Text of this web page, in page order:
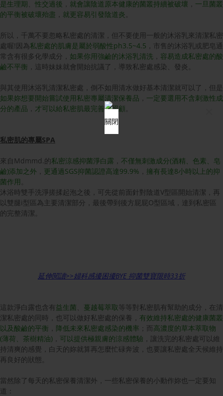
關閉
是生理期
性交過後 ， 就會讓陰道原本健康的菌叢持續被破壞 ， 一旦菌叢
的平衡被破壞殆盡 ， 就更容易引發陰道炎
所以，千萬不要忽略私密處的清潔，但不要使用一般的沐浴乳來清潔私密
處喔!因為私密處的肌膚是屬於弱酸性ph3.5~4.5 ，市售的沐浴乳或肥皂通
常含有很多化學成分， 如果你用強鹼的沐浴乳清洗 ， 容易造成私密處的酸
鹼不平衡 ，這時妹妹就會開始抗議了，導致私密處感染、發炎。
與其使用沐浴乳清潔私密處，倒不如用清水做好基本清潔就可以了，但是
如果妳想要開始嘗試使用私密專屬清潔保養品 ， 一定要選用不含刺激性成
分的產品 ， 才可以給私密肌最完善的照顧
私密肌的專屬SPA
來自Mdmmd.的私密涼感抑菌淨白露 ， 不僅無刺激成分(酒精、色素、皂
鹼)添加之外 ， 更通過SGS抑菌認證高達99.9% ， 擁有長達8小時以上的抑
菌作用
沐浴時雙手洗淨搓揉起泡之後，可先從前面針對陰道V型區開始清潔，再
以雙腿i型區為主要清潔部分，最後帶到後方屁屁O型區域，達到私密區
的完整清潔。
延伸閱讀>>婦科感擾困擾BYE 抑菌雙寶限時33折
這款淨白露也含有 益生菌 蔓越莓萃取等等對私密肌有幫助的成分，在清
潔私密處的同時，也可以做好私密處的保養， 有效維持私密處的健康菌叢
以及酸鹼的平衡 ， 降低未來私密處感染的機率 ；而高濃度的草本萃取物
(薄荷、茶樹精油) ， 可以提供極親膚的涼感體驗 ，讓洗完的私密處可以維
持清爽的感覺，白天的妳就算再怎麼忙碌奔波，也要讓私密處全天候維持
再良好的狀態。
當然除了每天的私密保養清潔外，一些私密保養的小動作妳也一定要知
道：